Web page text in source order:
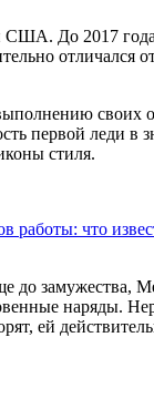
отличался
своих
первой леди в
стиля.
работы: что
до замужества,
наряды.
ей